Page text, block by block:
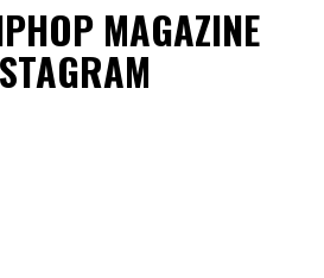
MAGAZINE